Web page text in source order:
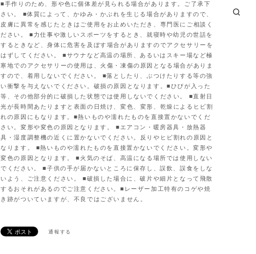
■手作りのため、形や色に個体差が見られる場合があります。ご了承下
さい。 ■体質によって、かゆみ・かぶれを生じる場合がありますので、
皮膚に異常を感じたときはご使用をお止めいただき、専門医にご相談く
ださい。 ■力仕事や激しいスポーツをするとき、就寝時や幼児の世話を
するときなど、身体に危害を及ぼす場合がありますのでアクセサリーを
はずしてください。 ■サウナなど高温の場所、あるいはスキー場など極
寒地でのアクセサリーの使用は、火傷・凍傷の原因となる場合がありま
すので、着用しないでください。 ■落としたり、ぶつけたりする等の強
い衝撃を与えないでください。破損の原因となります。■ひびが入った
等、その他部分的に破損した状態では使用しないでください。 ■直射日
光が長時間あたりますと表面の日焼け、変色、変形、乾燥によるヒビ割
れの原因にもなります。■熱いものや濡れたものを直接置かないでくだ
さい。変形や変色の原因となります。 ■エアコン・暖房器具・放熱器
具・湿度調整機の近くに置かないでください。反りやヒビ割れの原因と
なります。 ■熱いものや濡れたものを直接置かないでください。変形や
変色の原因となります。 ■火気のそば、高温になる場所では使用しない
でください。 ■子供の手が届かないところに保存し、誤飲、誤食をしな
いよう、ご注意ください。 ■破損した場合に、破片や細片となって飛散
するおそれがあるのでご注意ください。■レーザー加工特有のコゲや焼
き跡がついていますが、不良ではございません。
通報する